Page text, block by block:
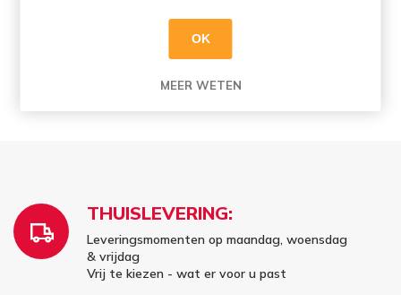
TAO Botanical Drink, drank op basis van fruit
en plantaardige extracten verrijkt met
THUISLEVERING:
Leveringsmomenten op maandag, woensdag
& vrijdag
Vrij te kiezen - wat er voor u past
OK
MEER WETEN